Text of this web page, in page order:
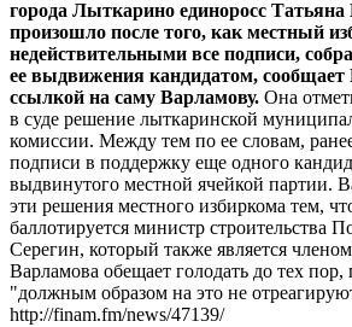
города Лыткарино единоросс
произошло после того, как местный
недействительными все подписи,
ее выдвижения кандидатом,
ссылкой на саму Варламову. Она
в суде решение лыткаринской
комиссии. Между тем по ее словам,
подписи в поддержку еще одного
выдвинутого местной ячейкой партии.
эти решения местного избиркома тем,
баллотируется министр строительства
Серегин, который также является
Варламова обещает голодать до тех пор,
"должным образом на это не
http://finam.fm/news/47139/